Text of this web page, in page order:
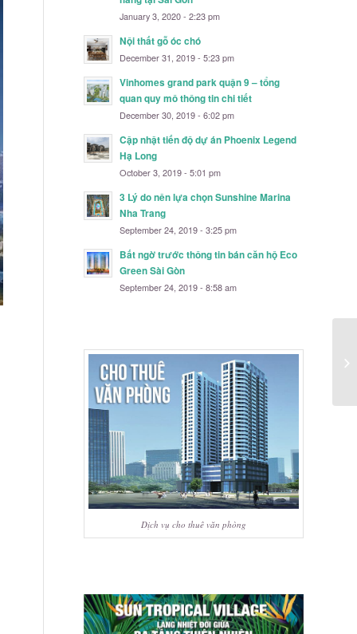
January 3, 2020 - 2:23 pm
Nội thất gỗ óc chó
December 31, 2019 - 5:23 pm
Vinhomes grand park quận 9 – tổng
quan quy mô thông tin chi tiết
December 30, 2019 - 6:02 pm
Cập nhật tiến độ dự án Phoenix Legend
Hạ Long
October 3, 2019 - 5:01 pm
3 Lý do nên lựa chọn Sunshine Marina
Nha Trang
September 24, 2019 - 3:25 pm
Bất ngờ trước thông tin bán căn hộ Eco
Green Sài Gòn
September 24, 2019 - 8:58 am
Dịch vụ cho thuê văn phòng